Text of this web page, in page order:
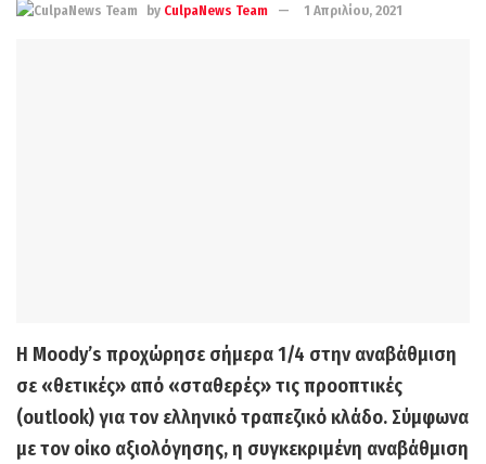
by CulpaNews Team 1 Απριλίου, 2021
Η Moody’s προχώρησε σήμερα 1/4 στην αναβάθμιση
σε «θετικές» από «σταθερές» τις προοπτικές
(outlook) για τον ελληνικό τραπεζικό κλάδο. Σύμφωνα
με τον οίκο αξιολόγησης, η συγκεκριμένη αναβάθμιση